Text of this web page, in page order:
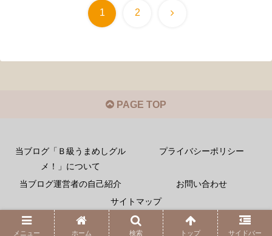
1 2 次
PAGE TOP
当ブログ「Ｂ級うまめしグル
メ！」について
プライバシーポリシー
当ブログ運営者の自己紹介
お問い合わせ
サイトマップ
Copyright © 2022 うまめしっ！ All Rights Reserved.
メニュー ホーム 検索 トップ サイドバー